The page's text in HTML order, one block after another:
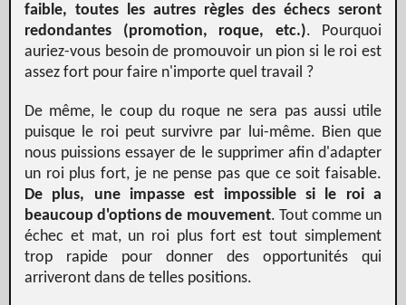
faible, toutes les autres règles des échecs seront
redondantes (promotion, roque, etc.). Pourquoi
auriez-vous besoin de promouvoir un pion si le roi est
assez fort pour faire n'importe quel travail ?
De même, le coup du roque ne sera pas aussi utile
puisque le roi peut survivre par lui-même. Bien que
nous puissions essayer de le supprimer afin d'adapter
un roi plus fort, je ne pense pas que ce soit faisable.
De plus, une impasse est impossible si le roi a
beaucoup d'options de mouvement. Tout comme un
échec et mat, un roi plus fort est tout simplement
trop rapide pour donner des opportunités qui
arriveront dans de telles positions.